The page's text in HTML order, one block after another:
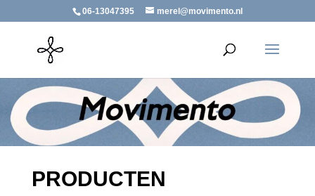
06-13047395 merel@movimento.nl
PRODUCTEN